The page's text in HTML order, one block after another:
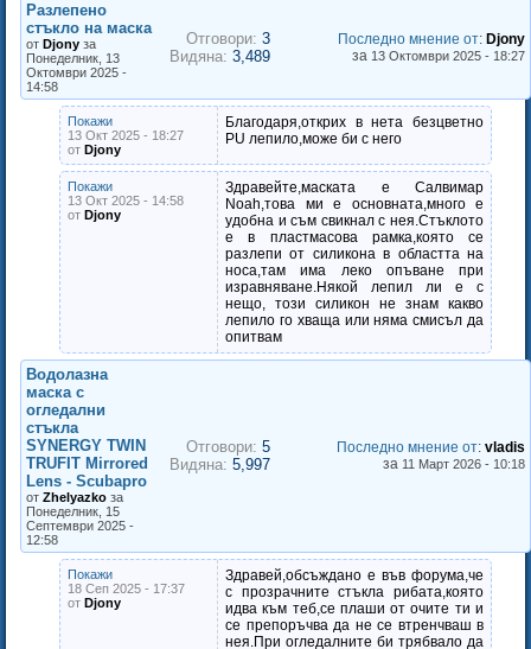
Разлепено
стъкло на маска
Отговори: 3
Видяна: 3,489
Последно мнение от: Djony
за 13 Октомври 2025 - 18:27
от Djony за
Понеделник, 13
Октомври 2025 -
14:58
Покажи
13 Окт 2025 - 18:27
от Djony
Благодаря,открих в нета безцветно
PU лепило,може би с него
Покажи
13 Окт 2025 - 14:58
от Djony
Здравейте,маската е Салвимар
Noah,това ми е основната,много е
удобна и съм свикнал с нея.Стъклото
е в пластмасова рамка,която се
разлепи от силикона в областта на
носа,там има леко опъване при
изравняване.Някой лепил ли е с
нещо, този силикон не знам какво
лепило го хваща или няма смисъл да
опитвам
Водолазна
маска с
огледални
стъкла
SYNERGY TWIN
TRUFIT Mirrored
Lens - Scubapro
Отговори: 5
Видяна: 5,997
Последно мнение от: vladis
за 11 Март 2026 - 10:18
от Zhelyazko за
Понеделник, 15
Септември 2025 -
12:58
Покажи
18 Сеп 2025 - 17:37
от Djony
Здравей,обсъждано е във форума,че
с прозрачните стъкла рибата,която
идва към теб,се плаши от очите ти и
се препоръчва да не се втренчваш в
нея.При огледалните би трябвало да